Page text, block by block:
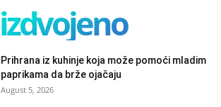
izdvojeno
Prihrana iz kuhinje koja može pomoći mladim
paprikama da brže ojačaju
August 5, 2026